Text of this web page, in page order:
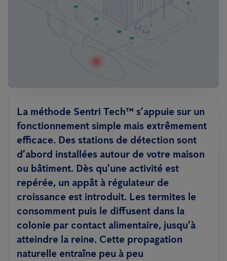
La méthode Sentri Tech™ s’appuie sur un
fonctionnement simple mais extrêmement
efficace. Des stations de détection sont
d’abord installées autour de votre maison
ou bâtiment. Dès qu’une activité est
repérée, un appât à régulateur de
croissance est introduit. Les termites le
consomment puis le diffusent dans la
colonie par contact alimentaire, jusqu’à
atteindre la reine. Cette propagation
naturelle entraîne peu à peu